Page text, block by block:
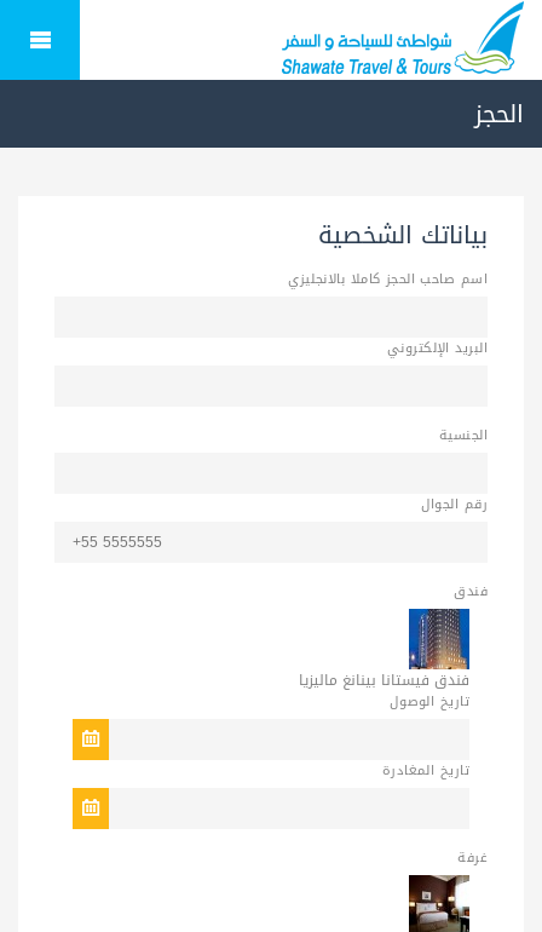
الحجز
بياناتك الشخصية
اسم صاحب الحجز كاملا بالانجليزي
البريد الإلكتروني
الجنسية
رقم الجوال
فندق
فندق فيستانا بينانغ ماليزيا
تاريخ الوصول
تاريخ المغادرة
غرفة